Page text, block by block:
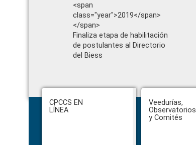
<span
class="year">2019</span>
</span>
Finaliza etapa de habilitación
de postulantes al Directorio
del Biess
Footer
CPCCS EN
LÍNEA
Veedurías,
Observatorios
y Comités